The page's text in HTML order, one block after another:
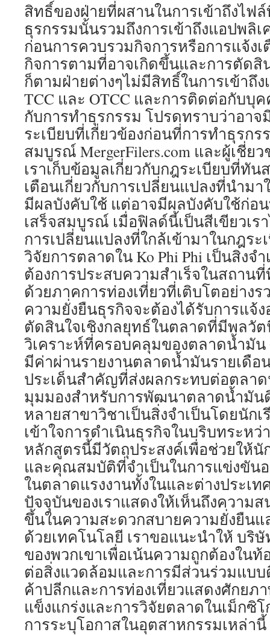
สิทธิ์ของฝ่ายที่ผสานในการเข้าถึงไฟ
ธุรกรรมนั้นรวมถึงการเข้าถึงแอปพลิ
ก่อนการควบรวมกิจการหรือการแจ้ง
กิจการตามที่อาจเกิดขึ้นและการตัดสิ
ก็ตามฝ่ายต่างๆไม่มีสิทธิ์ในการเข้าถึง
TCC และ OTCC และการติดต่อกับบุ
กับการทำธุรกรรม โปรดทราบว่าอาจ
ระเบียบที่เกี่ยวข้องก่อนที่การทำธุรก
สมบูรณ์ MergerFilers.com และผู้เชี่
เราเก็บข้อมูลเกี่ยวกับกฎระเบียบที่ทัน
เตือนเกี่ยวกับการเปลี่ยนแปลงที่นำม
มีผลบังคับใช้ แต่อาจมีผลบังคับใช้ก่อ
เสร็จสมบูรณ์ เมื่อฟิลด์นี้เป็นสีเขียวเร
การเปลี่ยนแปลงที่ใกล้เข้ามาในกฎระ
วิจัยการตลาดใน Ko Phi Phi เป็นสิ่งจ
ต้องการประสบความสำเร็จในสถาน
ด้วยภาคการท่องเที่ยวที่เติบโตอย่างร
ความยั่งยืนธุรกิจจะต้องได้รับการแจ้
ตัดสินใจเชิงกลยุทธ์ในตลาดที่มีพลวั
วิเคราะห์ที่ครอบคลุมของตลาดน้ำมัน
มีค่าผ่านรายงานตลาดน้ำมันรายเดือ
ประเด็นสำคัญที่ส่งผลกระทบต่อตลา
มุมมองสำหรับการพัฒนาตลาดน้ำมัน
หลายสาขาวิชาเป็นสิ่งจำเป็นโดยนัก
เข้าใจการดำเนินธุรกิจในบริบทระหว่
หลักสูตรนี้มีวัตถุประสงค์เพื่อช่วยให้
และคุณสมบัติที่จำเป็นในการแข่งขัน
ในตลาดแรงงานทั้งในและต่างประเ
ปัจจุบันของเราแสดงให้เห็นถึงความ
ขึ้นในความสะดวกสบายความยั่งยืน
ด้วยเทคโนโลยี เราขอแนะนำให้ บริ
ของพวกเขาเพื่อเน้นความถูกต้องใน
ต่อสิ่งแวดล้อมและการมีส่วนร่วมแบ
ค้าปลีกและการท่องเที่ยวแสดงศักยภ
แข็งแกร่งและการวิจัยตลาดในเม็ก
การระบุโอกาสในอุตสาหกรรมเหล่านี้